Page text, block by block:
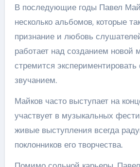
В последующие годы Павел
несколько альбомов, которые
признание и любовь
работает над созданием новой
стремится
звучанием.
Майков часто выступает на
участвует в музыкальных
живые выступления всегда
поклонников его творчества.